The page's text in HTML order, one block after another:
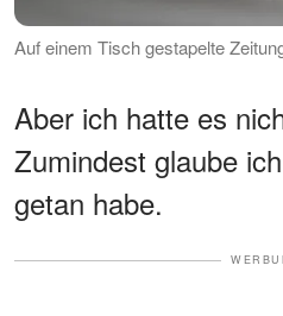
Auf einem Tisch gestapelte
Aber ich hatte es
Zumindest glaube
getan habe.